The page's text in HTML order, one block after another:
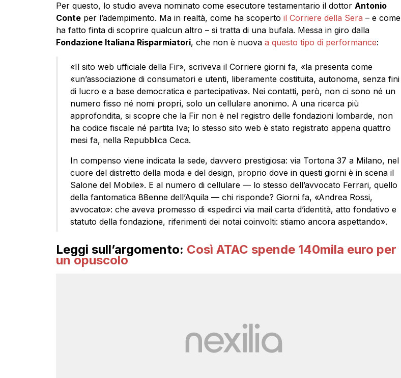
Per questo, lo studio aveva nominato come esecutore testamentario il dottor Antonio
Conteper l’adempimento. Ma in realtà, come ha scoperto il Corriere della Sera – e come
ha fatto finta di scoprire qualcun altro – si tratta di una bufala. Messa in giro dalla
Fondazione Italiana Risparmiatori, che non è nuova a questo tipo di performance:
«Il sito web ufficiale della Fir», scriveva il Corriere giorni fa, «la presenta come
«un’associazione di consumatori e utenti, liberamente costituita, autonoma, senza fini
di lucro e a base democratica e partecipativa». Nei contatti, però, non ci sono né un
numero fisso né nomi propri, solo un cellulare anonimo. A una ricerca più
approfondita, si scopre che la Fir non è nel registro delle fondazioni lombarde, non
ha codice fiscale né partita Iva; lo stesso sito web è stato registrato appena quattro
mesi fa, nella Repubblica Ceca.
In compenso viene indicata la sede, davvero prestigiosa: via Tortona 37 a Milano, nel
cuore del distretto della moda e del design, proprio dove in questi giorni è in scena il
Salone del Mobile». E al numero di cellulare — lo stesso dell’avvocato Ferrari, quello
della fantomatica 88enne dell’Aquila — chi risponde? Giorni fa, «Andrea Rossi,
avvocato»: che aveva promesso di «spedirci via mail carta d’identità, atto fondativo e
statuto della fondazione, riferimenti dei notai coinvolti: stiamo ancora aspettando».
Leggi sull’argomento: Così ATAC spende 140mila euro per
un opuscolo